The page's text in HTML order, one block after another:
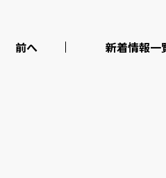
前へ 新着情報一